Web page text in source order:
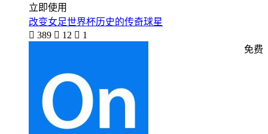
立即使用
改变女足世界杯历史的传奇球星
 389  12  1
免费